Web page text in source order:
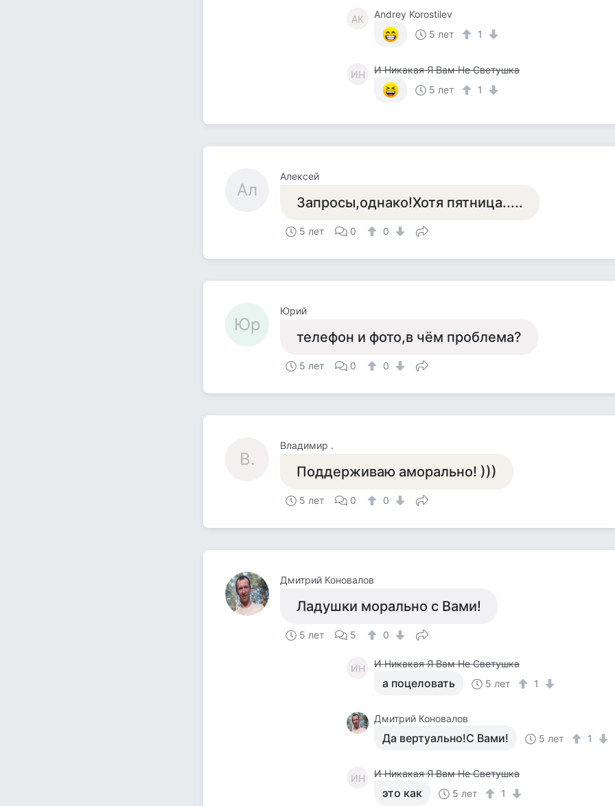
AK
Andrey Korostilev
5 лет
1
ИН
И Никакая Я Вам Не Светушка
5 лет
1
Ал
Алексей
Запросы,однако!Хотя пятница.....
5 лет 0 0
Юр
Юрий
телефон и фото,в чём проблема?
5 лет 0 0
В.
Владимир .
Поддерживаю аморально! )))
5 лет 0 0
Дмитрий Коновалов
Ладушки морально с Вами!
5 лет 5 0
ИН И Никакая Я Вам Не Светушка
а поцеловать 5 лет 1
Дмитрий Коновалов
Да вертуально!С Вами! 5 лет 1
ИН И Никакая Я Вам Не Светушка
это как 5 лет 1